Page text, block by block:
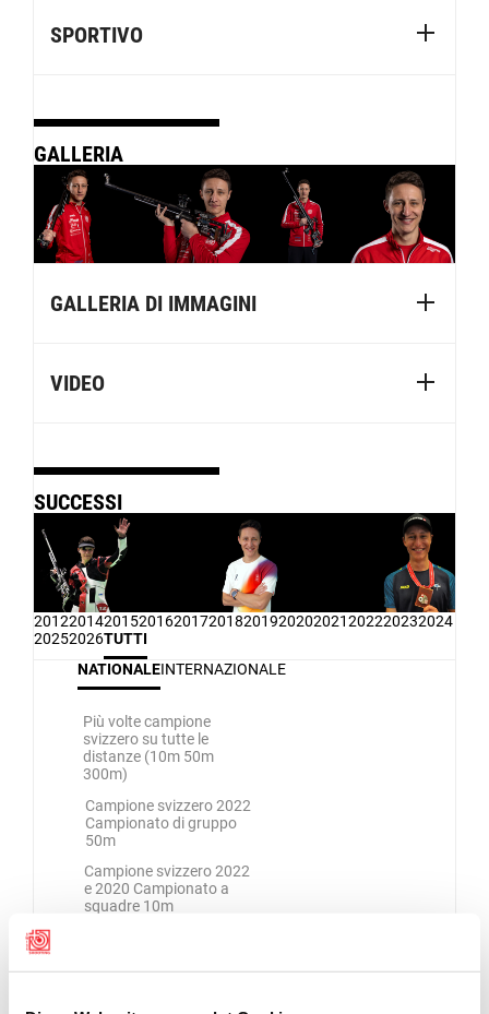
SPORTIVO
GALLERIA
GALLERIA DI IMMAGINI
VIDEO
SUCCESSI
201220142015201620172018201920202021202220232024
20252026TUTTI
NATIONALEINTERNAZIONALE
Più volte campione
svizzero su tutte le
distanze (10m 50m
300m)
Campione svizzero 2022
Campionato di gruppo
50m
Campione svizzero 2022
e 2020 Campionato a
squadre 10m
posizioni uomini